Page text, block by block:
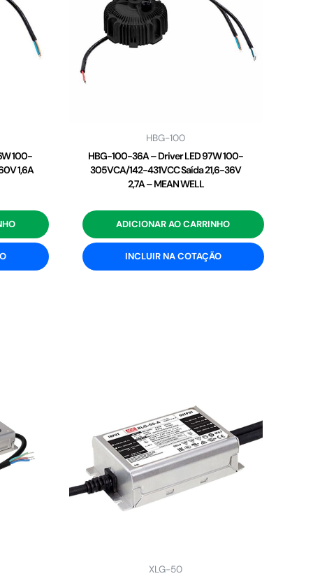
100-
1,6A
HBG-100
HBG-100-36A – Driver LED 97W 100-
305VCA/142-431VCC Saída 21,6-36V
2,7A – MEAN WELL
ADICIONAR AO CARRINHO
INCLUIR NA COTAÇÃO
XLG-50